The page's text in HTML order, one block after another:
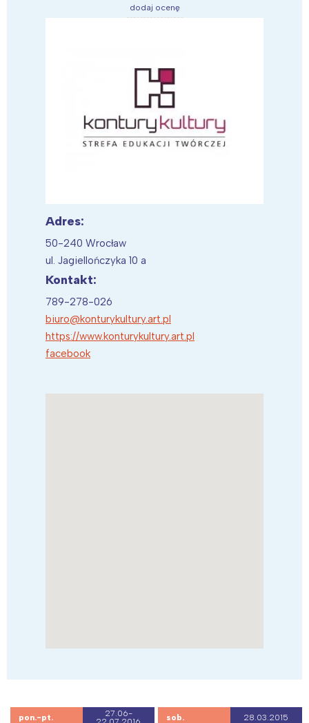
dodaj ocenę
Adres:
50-240 Wrocław
ul. Jagiellończyka 10 a
Kontakt:
789-278-026
biuro@konturykultury.art.pl
https://www.konturykultury.art.pl
facebook
pon.-pt.
27.06-
sob. 28.03.2015